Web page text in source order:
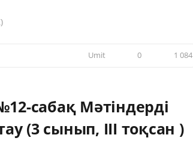
Umit 0 1 084
сабақ Мәтіндерді
(3 сынып, III тоқсан )